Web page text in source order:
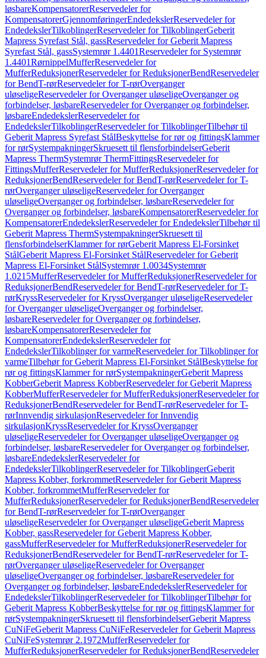
løsbareKompensatorerReservedeler for
KompensatorerGjennomføringerEndedekslerReservedeler for
EndedekslerTilkoblingerReservedeler for TilkoblingerGeberit
Mapress Syrefast Stål, gassReservedeler for Geberit Mapress
Syrefast Stål, gassSystemrør 1.4401Reservedeler for Systemrør
1.4401RørnippelMufferReservedeler for
MufferReduksjonerReservedeler for ReduksjonerBendReservedeler
for BendT-rørReservedeler for T-rørOverganger
uløseligeReservedeler for Overganger uløseligeOverganger og
forbindelser, løsbareReservedeler for Overganger og forbindelser,
løsbareEndedekslerReservedeler for
EndedekslerTilkoblingerReservedeler for TilkoblingerTilbehør til
Geberit Mapress Syrefast StålBeskyttelse for rør og fittingsKlammer
for rørSystempakningerSkruesett til flensforbindelserGeberit
Mapress ThermSystemrør ThermFittingsReservedeler for
FittingsMufferReservedeler for MufferReduksjonerReservedeler for
ReduksjonerBendReservedeler for BendT-rørReservedeler for T-
rørOverganger uløseligeReservedeler for Overganger
uløseligeOverganger og forbindelser, løsbareReservedeler for
Overganger og forbindelser, løsbareKompensatorerReservedeler for
KompensatorerEndedekslerReservedeler for EndedekslerTilbehør til
Geberit Mapress ThermSystempakningerSkruesett til
flensforbindelserKlammer for rørGeberit Mapress El-Forsinket
StålGeberit Mapress El-Forsinket StålReservedeler for Geberit
Mapress El-Forsinket StålSystemrør 1.0034Systemrør
1.0215MufferReservedeler for MufferReduksjonerReservedeler for
ReduksjonerBendReservedeler for BendT-rørReservedeler for T-
rørKryssReservedeler for KryssOverganger uløseligeReservedeler
for Overganger uløseligeOverganger og forbindelser,
løsbareReservedeler for Overganger og forbindelser,
løsbareKompensatorerReservedeler for
KompensatorerEndedekslerReservedeler for
EndedekslerTilkoblinger for varmeReservedeler for Tilkoblinger for
varmeTilbehør for Geberit Mapress El-Forsinket StålBeskyttelse for
rør og fittingsKlammer for rørSystempakningerGeberit Mapress
KobberGeberit Mapress KobberReservedeler for Geberit Mapress
KobberMufferReservedeler for MufferReduksjonerReservedeler for
ReduksjonerBendReservedeler for BendT-rørReservedeler for T-
rørInnvendig sirkulasjonReservedeler for Innvendig
sirkulasjonKryssReservedeler for KryssOverganger
uløseligeReservedeler for Overganger uløseligeOverganger og
forbindelser, løsbareReservedeler for Overganger og forbindelser,
løsbareEndedekslerReservedeler for
EndedekslerTilkoblingerReservedeler for TilkoblingerGeberit
Mapress Kobber, forkrommetReservedeler for Geberit Mapress
Kobber, forkrommetMufferReservedeler for
MufferReduksjonerReservedeler for ReduksjonerBendReservedeler
for BendT-rørReservedeler for T-rørOverganger
uløseligeReservedeler for Overganger uløseligeGeberit Mapress
Kobber, gassReservedeler for Geberit Mapress Kobber,
gassMufferReservedeler for MufferReduksjonerReservedeler for
ReduksjonerBendReservedeler for BendT-rørReservedeler for T-
rørOverganger uløseligeReservedeler for Overganger
uløseligeOverganger og forbindelser, løsbareReservedeler for
Overganger og forbindelser, løsbareEndedekslerReservedeler for
EndedekslerTilkoblingerReservedeler for TilkoblingerTilbehør for
Geberit Mapress KobberBeskyttelse for rør og fittingsKlammer for
rørSystempakningerSkruesett til flensforbindelserGeberit Mapress
CuNiFeGeberit Mapress CuNiFeReservedeler for Geberit Mapress
CuNiFeSystemrør 2.1972MufferReservedeler for
MufferReduksjonerReservedeler for ReduksjonerBendReservedeler